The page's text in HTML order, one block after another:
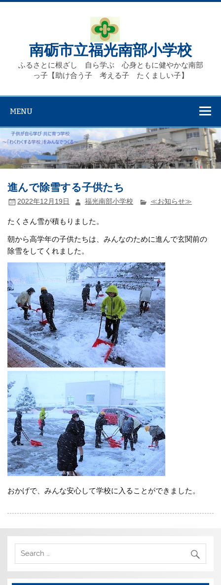
Skip
南砺市立福光南部小学校
ふるさとに根ざし 自ら学ぶ 心身ともに健やかな南部
っ子【助け合う子 考える子 たくましい子】
MENU
進んで除雪する子供たち
2022年12月19日 福光南部小学校 ≪お知らせ≫
たくさん雪が積もりました。
朝から高学年の子供たちは、みんなのために進んで玄関前の
除雪をしてくれました。
おかげで、みんな安心して学校に入ることができました。